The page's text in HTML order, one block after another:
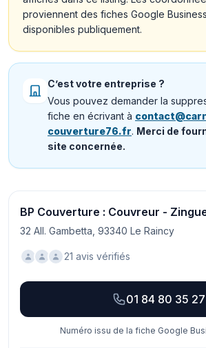
proviennent des fiches Google
disponibles publiquement.
C’est votre entreprise ?
Vous pouvez demander la
fiche en écrivant à
couverture76.fr. Merci de
site concernée.
BP Couverture : Couvreur -
32 All. Gambetta, 93340 Le Raincy
21 avis vérifiés
01 84 80 35 27
Numéro issu de la fiche Google